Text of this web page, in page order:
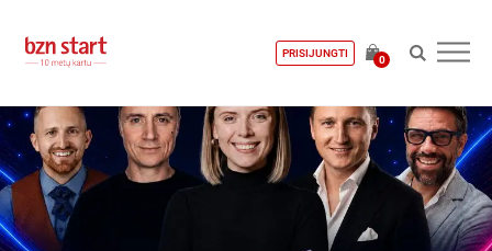
PRISIJUNGTI
0